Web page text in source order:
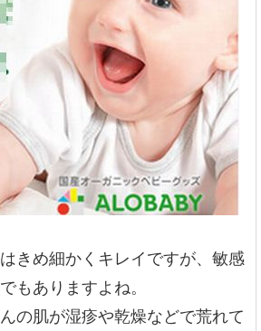
きめ細かくキレイですが、敏感
もありますよね。
の肌が湿疹や乾燥などで荒れて